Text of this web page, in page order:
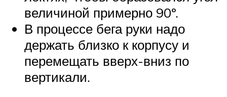
величиной примерно 90º.
В процессе бега руки надо
держать близко к корпусу и
перемещать вверх-вниз по
вертикали.